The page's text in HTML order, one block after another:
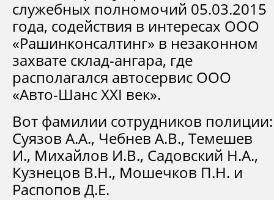
служебных полномочий 05.03.2015
года, содействия в интересах ООО
«Рашинконсалтинг» в незаконном
захвате склад-ангара, где
располагался автосервис ООО
«Авто-Шанс XXI век».
Вот фамилии сотрудников полиции:
Суязов А.А., Чебнев А.В., Темешев
И., Михайлов И.В., Садовский Н.А.,
Кузнецов В.Н., Мошечков П.Н. и
Распопов Д.Е.